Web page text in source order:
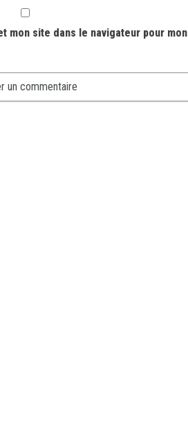
mon site dans le navigateur pour mon